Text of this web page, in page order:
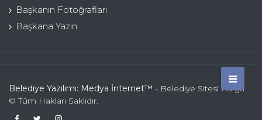
Başkanın Fotoğrafları
Başkana Yazın
Belediye Yazılımı: Medya İnternet™ - Belediye Sitesi Kulga
© Tüm Hakları Saklıdır.